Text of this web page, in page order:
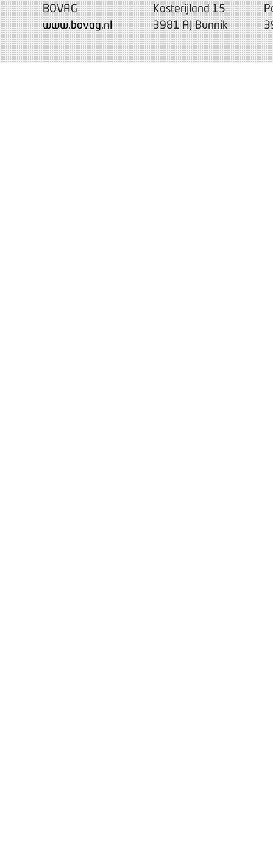
BOVAG
www.bovag.nl
Kosterijland 15
3981 AJ Bunnik